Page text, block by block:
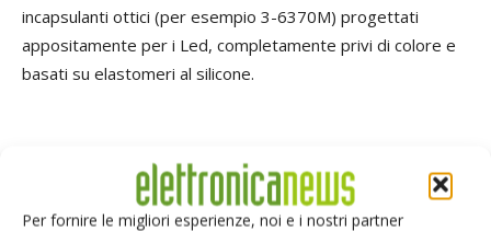
Per fornire le migliori esperienze, noi e i nostri partner
incapsulanti ottici (per esempio 3-6370M) progettati
appositamente per i Led, completamente privi di colore e
basati su elastomeri al silicone.
Controllare i Led